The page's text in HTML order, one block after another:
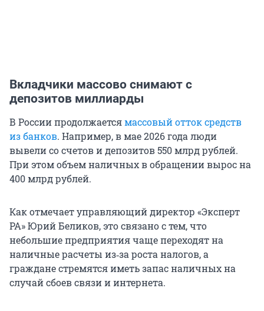
Вкладчики массово снимают с
депозитов миллиарды
В России продолжаетсямассовый отток средств
из банков. Например, в мае 2026 года люди
вывели со счетов и депозитов550 млрдрублей.
При этом объем наличных в обращении вырос на
400 млрдрублей.
Как отмечает управляющий директор «Эксперт
РА» Юрий Беликов, это связано с тем, что
небольшие предприятия чаще переходят на
наличные расчеты из‑за роста налогов, а
граждане стремятся иметь запас наличных на
случай сбоев связи и интернета.